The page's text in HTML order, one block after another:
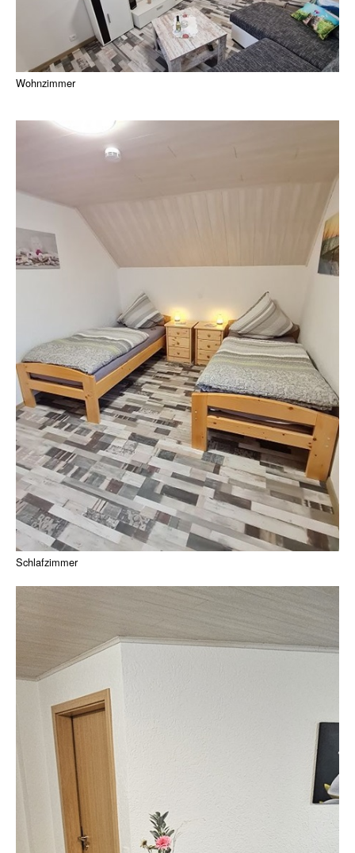
Wohnzimmer
Schlafzimmer